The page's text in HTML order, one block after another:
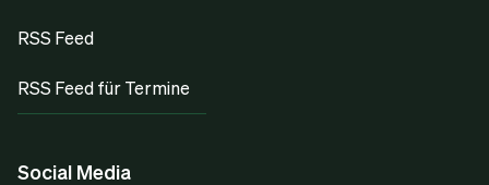
RSS Feed
RSS Feed für Termine
Social Media